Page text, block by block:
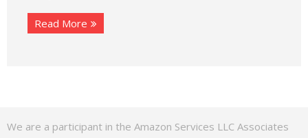
Read More
We are a participant in the Amazon Services LLC Associates